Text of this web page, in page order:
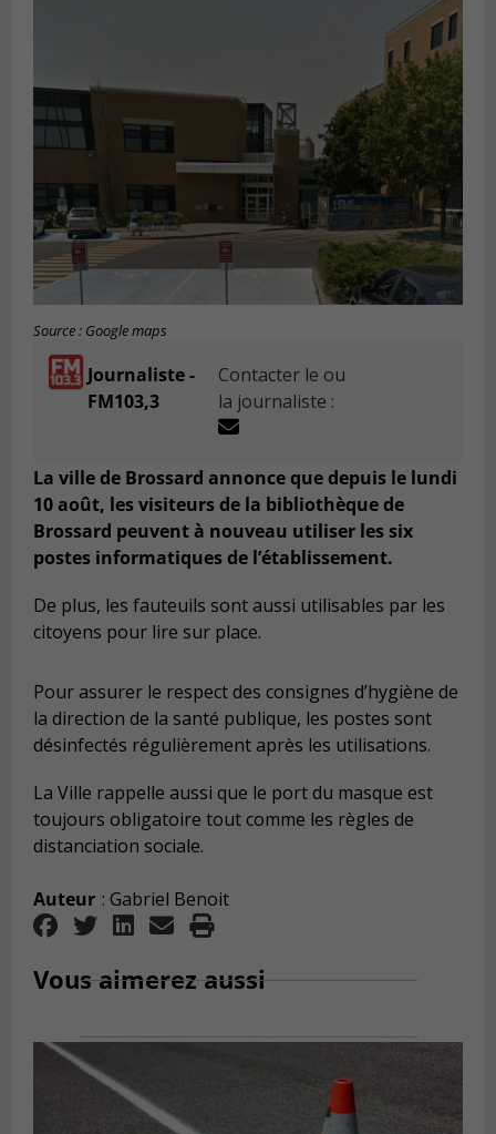
Source : Google maps
Journaliste -
FM103,3
Contacter le ou
la journaliste :
La ville de Brossard annonce que depuis le lundi
10 août, les visiteurs de la bibliothèque de
Brossard peuvent à nouveau utiliser les six
postes informatiques de l’établissement.
De plus, les fauteuils sont aussi utilisables par les
citoyens pour lire sur place.
Pour assurer le respect des consignes d’hygiène de
la direction de la santé publique, les postes sont
désinfectés régulièrement après les utilisations.
La Ville rappelle aussi que le port du masque est
toujours obligatoire tout comme les règles de
distanciation sociale.
Auteur : Gabriel Benoit
Vous aimerez aussi